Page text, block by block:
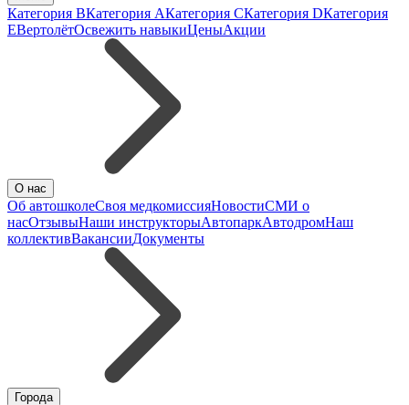
Категория BКатегория AКатегория CКатегория DКатегория
EВертолётОсвежить навыкиЦеныАкции
О нас
Об автошколеСвоя медкомиссияНовостиСМИ о
насОтзывыНаши инструкторыАвтопаркАвтодромНаш
коллективВакансииДокументы
Города